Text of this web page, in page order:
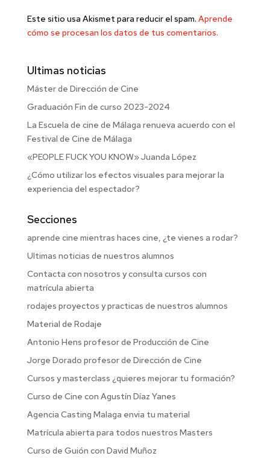
Este sitio usa Akismet para reducir el spam. Aprende
cómo se procesan los datos de tus comentarios.
Ultimas noticias
Máster de Dirección de Cine
Graduación Fin de curso 2023-2024
La Escuela de cine de Málaga renueva acuerdo con el
Festival de Cine de Málaga
«PEOPLE FUCK YOU KNOW» Juanda López
¿Cómo utilizar los efectos visuales para mejorar la
experiencia del espectador?
Secciones
aprende cine mientras haces cine, ¿te vienes a rodar?
Ultimas noticias de nuestros alumnos
Contacta con nosotros y consulta cursos con
matrícula abierta
rodajes proyectos y practicas de nuestros alumnos
Material de Rodaje
Antonio Hens profesor de Producción de Cine
Jorge Dorado profesor de Dirección de Cine
Cursos y masterclass ¿quieres mejorar tu formación?
Curso de Cine con Agustín Díaz Yanes
Agencia Casting Malaga envia tu material
Matrícula abierta para todos nuestros Masters
Curso de Guión con David Muñoz